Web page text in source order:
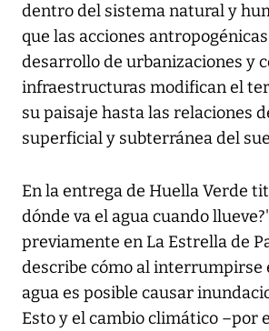
dentro del sistema natural y
que las acciones
desarrollo de urbanizaciones y
infraestructuras modifican el
su paisaje hasta las relaciones
superficial y subterránea del
En la entrega de Huella Verde
dónde va el agua cuando
previamente en La Estrella de
describe cómo al interrumpirse
agua es posible causar
Esto y el cambio climático –por